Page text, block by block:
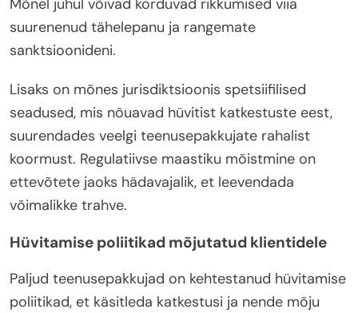
Mõnel juhul võivad korduvad rikkumised viia
suurenenud tähelepanu ja rangemate
sanktsioonideni.
Lisaks on mõnes jurisdiktsioonis spetsiifilised
seadused, mis nõuavad hüvitist katkestuste eest,
suurendades veelgi teenusepakkujate rahalist
koormust. Regulatiivse maastiku mõistmine on
ettevõtete jaoks hädavajalik, et leevendada
võimalikke trahve.
Hüvitamise poliitikad mõjutatud klientidele
Paljud teenusepakkujad on kehtestanud hüvitamise
poliitikad, et käsitleda katkestusi ja nende mõju